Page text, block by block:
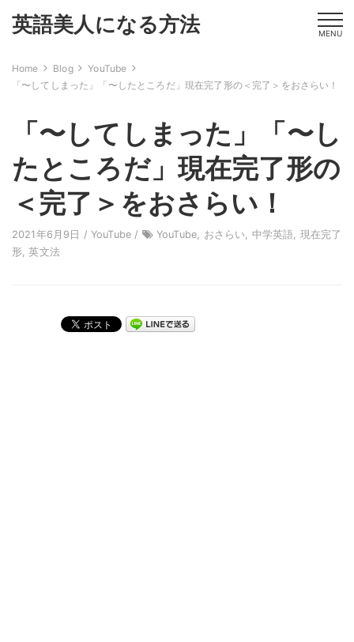
英語美人になる方法 MENU
Home Blog
YouTube
「〜してしまった」「〜したところだ」現在完了形の＜完了＞をおさらい！
「〜してしまった」「〜し
たところだ」現在完了形の
＜完了＞をおさらい！
2021年6月9日 / YouTube / YouTube おさらい 中学英語 現在完了
形 ,英文法